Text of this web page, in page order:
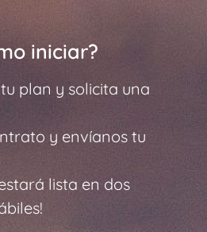
iniciar?
plan y solicita una
y envíanos tu
lista en dos